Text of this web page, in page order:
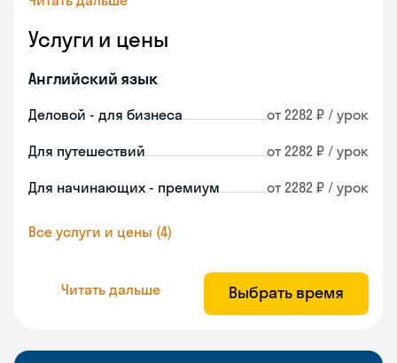
Услуги и цены
Английский язык
Деловой - для бизнеса от 2282 ₽ / урок
Для путешествий от 2282 ₽ / урок
Для начинающих - премиум от 2282 ₽ / урок
Все услуги и цены (4)
Читать дальше Выбрать время